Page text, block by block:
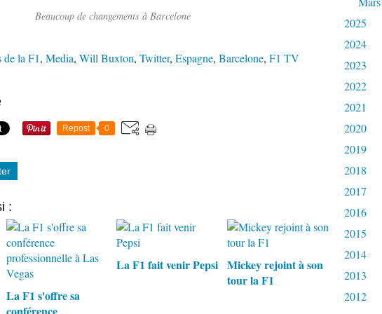
Beaucoup de changements à Barcelone
de la F1, Media, Will Buxton, Twitter, Espagne, Barcelone, F1 TV
Repost 0
:
La F1 s'offre sa
La F1 fait venir Pepsi Mickey rejoint à son
tour la F1
2025
2024
2023
2022
2021
2020
2019
2018
2017
2016
2015
2014
2013
2012